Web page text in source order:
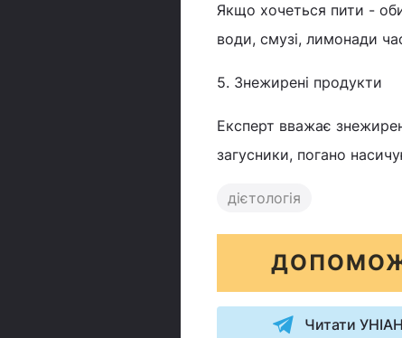
Якщо хочеться пити -
води, смузі, лимонади
5. Знежирені продукти
Експерт вважає
загусники, погано
дієтологія
Читати